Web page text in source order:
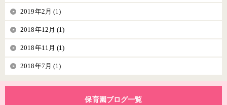
2019年2月 (1)
2018年12月 (1)
2018年11月 (1)
2018年7月 (1)
保育園ブログ一覧